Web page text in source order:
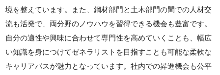
境を整えています。また、鋼材部門と土木部門の間での人材交
流も活発で、両分野のノウハウを習得できる機会も豊富です。
自分の適性や興味に合わせて専門性を高めていくことも、幅広
い知識を身につけてゼネラリストを目指すことも可能な柔軟な
キャリアパスが魅力となっています。社内での昇進機会も公平